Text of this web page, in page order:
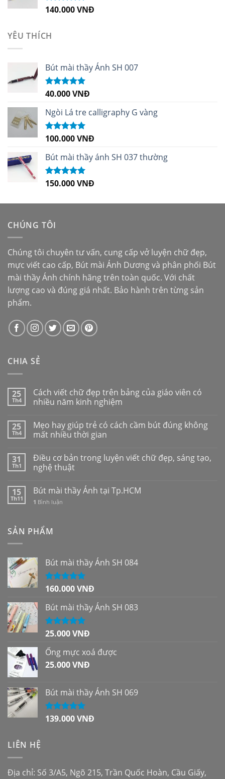
Được xếp
140.000VNĐ
YÊU THÍCH
Bút mài thầy Ánh SH 007
Được xếp
sao
40.000VNĐ
Ngòi Lá tre calligraphy G vàng
Được xếp
sao
100.000VNĐ
Bút mài thầy ánh SH 037 thường
Được xếp
150.000VNĐ
CHÚNG TÔI
Chúng tôi chuyên tư vấn, cung cấp vở luyện chữ đẹp,
mực viết cao cấp, Bút mài Ánh Dươngvà phân phối Bút
mài thầy Ánh chính hãng trên toàn quốc. Với chất
lượng cao và đúng giá nhất. Bảo hành trên từng sản
phẩm.
CHIA SẺ
25
Th4
Cách viết chữ đẹp trên bảng của giáo viên có
nhiều năm kinh nghiệm
25
Th4
Mẹo hay giúp trẻ có cách cầm bút đúng không
mất nhiều thời gian
31
Th1
Điều cơ bản trong luyện viết chữ đẹp, sáng tạo,
nghệ thuật
15
Th11
Bút mài thầy Ánh tại Tp.HCM
1 Bình luận
SẢN PHẨM
Bút mài thầy Ánh SH 084
Được xếp
sao
160.000VNĐ
Bút mài thầy Ánh SH 083
Được xếp
sao
25.000VNĐ
Ống mực xoá được
25.000VNĐ
Bút mài thầy Ánh SH 069
Được xếp
139.000VNĐ
LIÊN HỆ
Địa chỉ: Số 3/A5, Ngõ 215, Trần Quốc Hoàn, Cầu Giấy,